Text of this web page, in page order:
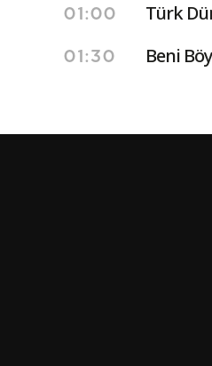
01:00 Türk
01:30 Beni